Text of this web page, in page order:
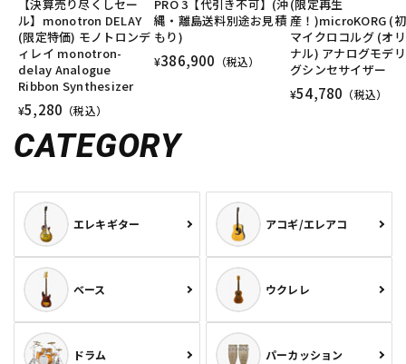
【決算売り尽くしセー
ル】monotron DELAY
(限定特価) モノトロンデ
ィレイ monotron-
delay Analogue
Ribbon Synthesizer
¥5,280 （税込）
PRO 3【代引き不可】(沖
縄・離島送料別途お見積
もり)
¥386,900 （税込）
(限定再生
産！)microKORG (
マイクロコルグ (オ
ナル) アナログモデ
グシンセサイザー
¥54,780 （税込）
CATEGORY
エレキギター アコギ/エレアコ
ベース ウクレレ
ドラム パーカッション